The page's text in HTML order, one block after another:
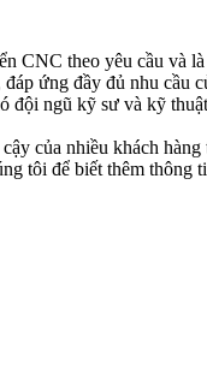
CNC theo yêu cầu và là
ứng đầy đủ nhu cầu
ngũ kỹ sư và kỹ
của nhiều khách
tôi để biết thêm thông